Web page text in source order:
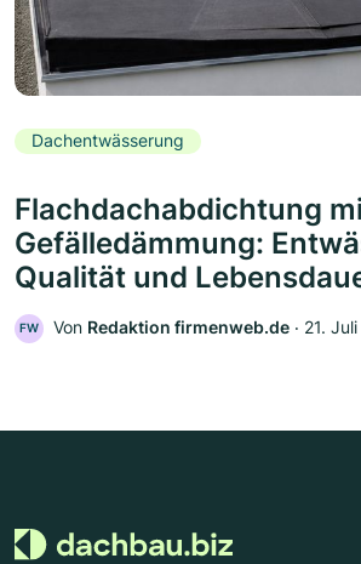
Dachentwässerung
Flachdachabdichtung
Gefälledämmung:
Qualität und
FW Von Redaktion firmenweb.de ‧ 21.